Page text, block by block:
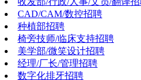
CAD/CAM/数控招聘
种植部招聘
椅旁技师/临床支持招聘
美学部/微笑设计招聘
经理/厂长/管理招聘
数字化排牙招聘